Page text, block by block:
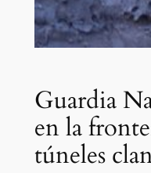
Guardia
en la
túneles